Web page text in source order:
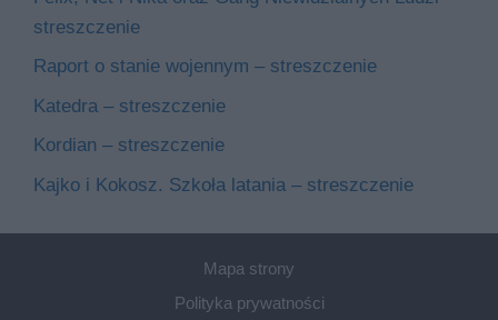
streszczenie
Raport o stanie wojennym – streszczenie
Katedra – streszczenie
Kordian – streszczenie
Kajko i Kokosz. Szkoła latania – streszczenie
Mapa strony
Polityka prywatności